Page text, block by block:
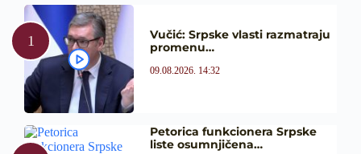
Vučić: Srpske vlasti razmatraju
promenu…
09.08.2026. 14:32
Petorica funkcionera Srpske
liste osumnjičena…